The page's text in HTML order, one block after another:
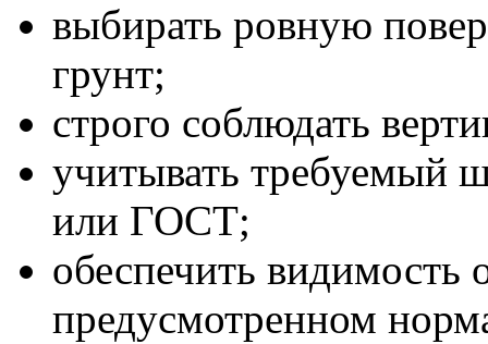
выбирать ровную
грунт;
строго соблюдать
учитывать требуемый
или ГОСТ;
обеспечить видимость
предусмотренном